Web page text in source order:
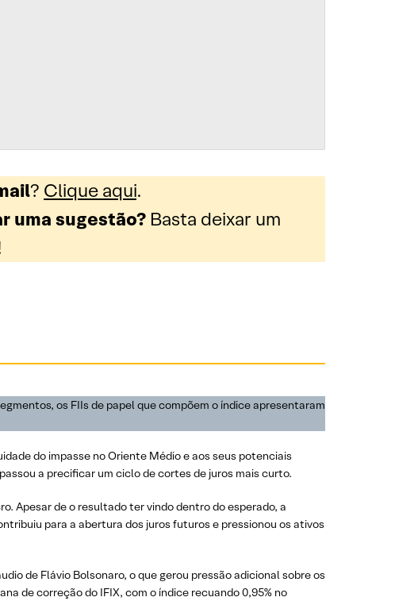
? Clique aqui.
uma sugestão?Basta deixar um
os FIIs de papel que compõem o índice apresentaram
do impasse no Oriente Médio e aos seus potenciais
a precificar um ciclo de cortes de juros mais curto.
Apesar de o resultado ter vindo dentro do esperado, a
para a abertura dos juros futuros e pressionou os ativos
de Flávio Bolsonaro, o que gerou pressão adicional sobre os
de correção do IFIX, com o índice recuando 0,95% no